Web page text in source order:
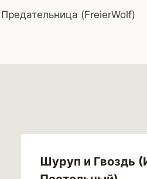
Предательница (FreierWolf)
Шуруп и Гвоздь